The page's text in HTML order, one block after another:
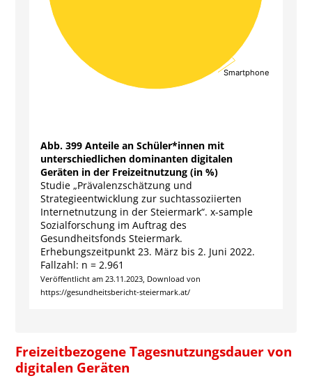
Smartphone
Smartphone
Abb. 399 Anteile an Schüler*innen mit
unterschiedlichen dominanten digitalen
Geräten in der Freizeitnutzung (in %)
Studie „Prävalenzschätzung und
Strategieentwicklung zur suchtassoziierten
Internetnutzung in der Steiermark“. x-sample
Sozialforschung im Auftrag des
Gesundheitsfonds Steiermark.
Erhebungszeitpunkt 23. März bis 2. Juni 2022.
Fallzahl: n = 2.961
Veröffentlicht am 23.11.2023, Download von
https://gesundheitsbericht-steiermark.at/
Freizeitbezogene Tagesnutzungsdauer von
digitalen Geräten